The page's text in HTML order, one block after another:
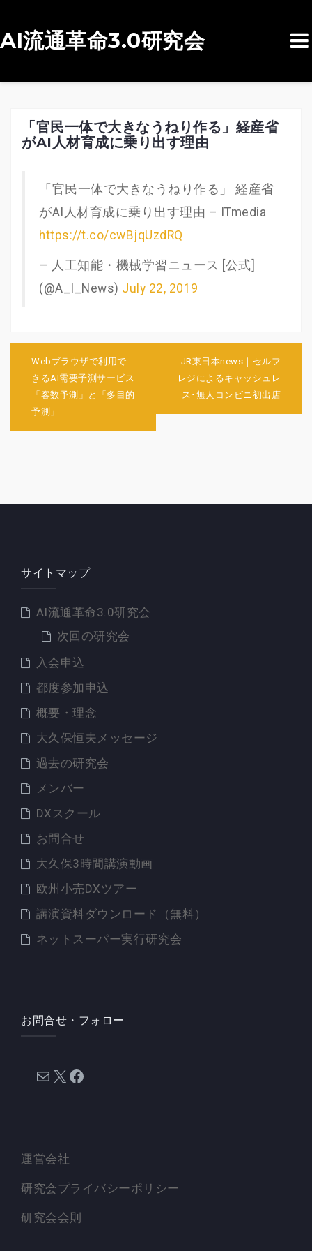
コ
AI流通革命3.0研究会
「官民一体で大きなうねり作る」経産省
がAI人材育成に乗り出す理由
「官民一体で大きなうねり作る」 経産省
がAI人材育成に乗り出す理由 – ITmedia
https://t.co/cwBjqUzdRQ
— 人工知能・機械学習ニュース [公式]
(@A_I_News) July 22, 2019
シ
Webブラウザで利用で
きるAI需要予測サービス
「客数予測」と「多目的
予測」
JR東日本news｜セルフ
レジによるキャッシュレ
ス･無人コンビニ初出店
サイトマップ
AI流通革命3.0研究会
次回の研究会
入会申込
都度参加申込
概要・理念
大久保恒夫メッセージ
過去の研究会
メンバー
DXスクール
お問合せ
大久保3時間講演動画
欧州小売DXツアー
講演資料ダウンロード（無料）
ネットスーパー実行研究会
お問合せ・フォロー
メール X Facebook
運営会社
研究会プライバシーポリシー
研究会会則